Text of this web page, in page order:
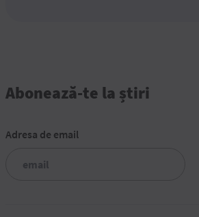
Abonează-te la știri
Adresa de email